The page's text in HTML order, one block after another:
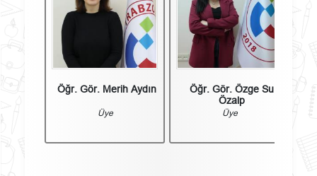
Öğr. Gör. Merih Aydın
Üye
Öğr. Gör. Özge Su
Özalp
Üye